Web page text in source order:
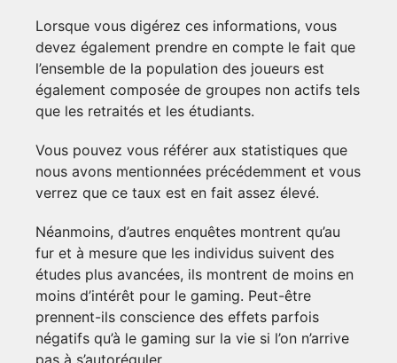
Lorsque vous digérez ces informations, vous
devez également prendre en compte le fait que
l’ensemble de la population des joueurs est
également composée de groupes non actifs tels
que les retraités et les étudiants.
Vous pouvez vous référer aux statistiques que
nous avons mentionnées précédemment et vous
verrez que ce taux est en fait assez élevé.
Néanmoins, d’autres enquêtes montrent qu’au
fur et à mesure que les individus suivent des
études plus avancées, ils montrent de moins en
moins d’intérêt pour le gaming. Peut-être
prennent-ils conscience des effets parfois
négatifs qu’à le gaming sur la vie si l’on n’arrive